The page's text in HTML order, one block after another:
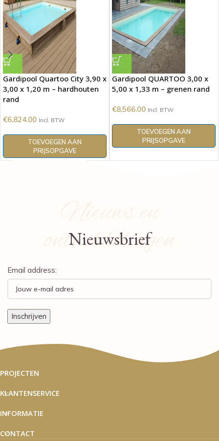
Gardipool Quartoo City 3,90 x
3,00 x 1,20 m – hardhouten
rand
€6,824.00 Incl. BTW
TOEVOEGEN AAN
PRIJSOPGAVE
Gardipool QUARTOO 3,00 x
5,00 x 1,33 m – grenen rand
€8,566.00 Incl. BTW
TOEVOEGEN AAN
PRIJSOPGAVE
Nieuws en
ontwikkelingen
Nieuwsbrief
Email address:
PROJECTEN
KLANTENSERVICE
INFORMATIE
CONTACT